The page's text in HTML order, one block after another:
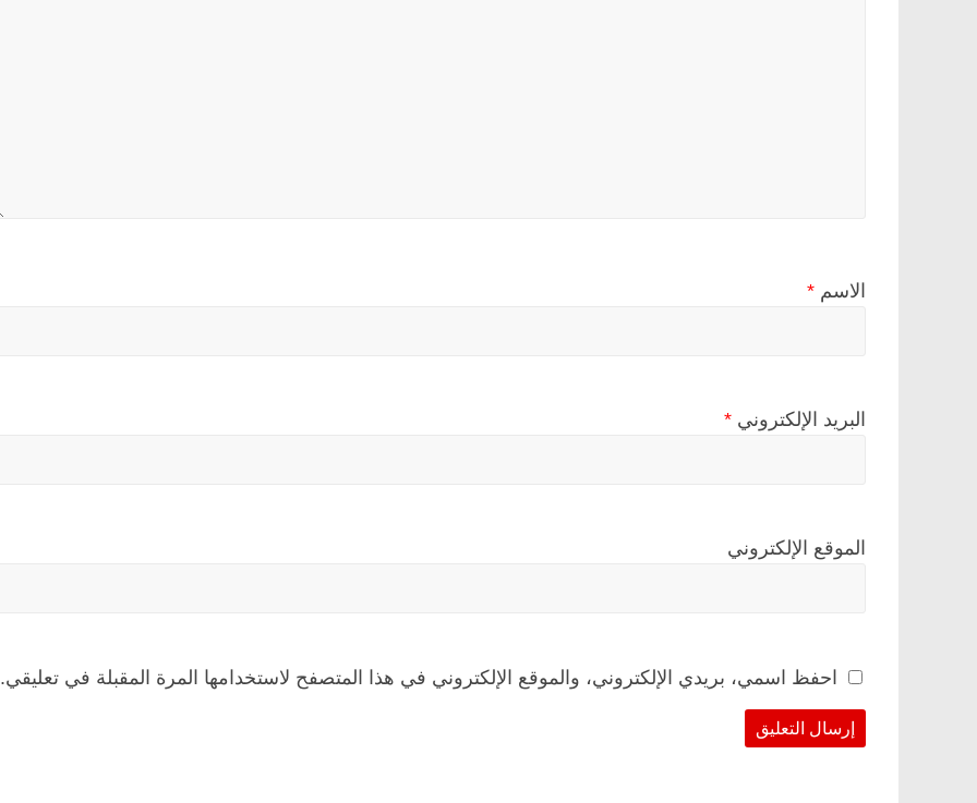
الاسم *
البريد الإلكتروني *
الموقع الإلكتروني
احفظ اسمي، بريدي الإلكتروني، والموقع الإلكتروني في هذا المتصفح لاستخدامها المرة المقبلة في تعليقي.